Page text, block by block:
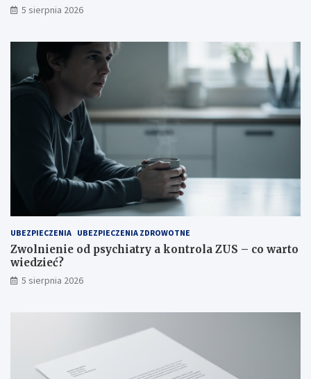
5 sierpnia 2026
UBEZPIECZENIA UBEZPIECZENIA ZDROWOTNE
Zwolnienie od psychiatry a kontrola ZUS – co warto
wiedzieć?
5 sierpnia 2026